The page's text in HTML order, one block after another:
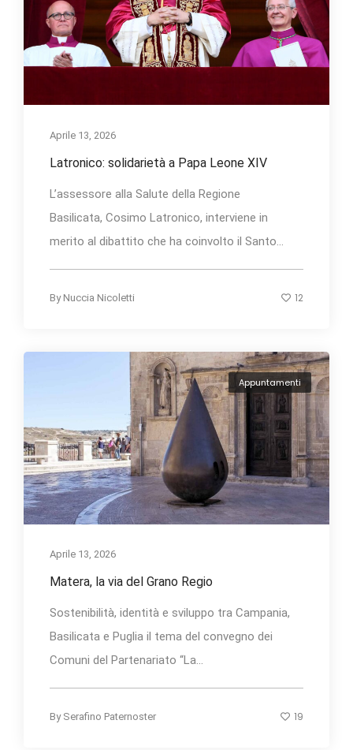
Aprile 13, 2026
Latronico: solidarietà a Papa Leone XIV
L’assessore alla Salute della Regione
Basilicata, Cosimo Latronico, interviene in
merito al dibattito che ha coinvolto il Santo...
By Nuccia Nicoletti 12
Appuntamenti
Aprile 13, 2026
Matera, la via del Grano Regio
Sostenibilità, identità e sviluppo tra Campania,
Basilicata e Puglia il tema del convegno dei
Comuni del Partenariato “La...
By Serafino Paternoster 19